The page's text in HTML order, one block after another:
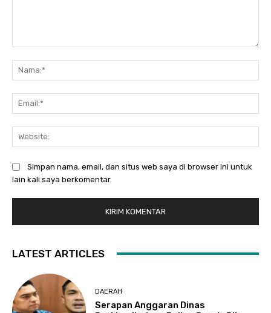
Simpan nama, email, dan situs web saya di browser ini untuk
lain kali saya berkomentar.
LATEST ARTICLES
DAERAH
Serapan Anggaran Dinas